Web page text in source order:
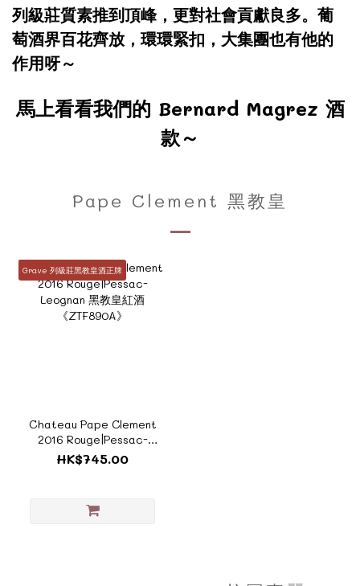
列級莊質素推到頂峰，更對社會貢獻良多。葡
萄酒界百花齊放，環環緊扣，大集團也有他的
作用呀～
馬上看看我們的 Bernard Magrez 酒
款～
Pape Clement 黑教皇
Grave 列級莊黑教皇酒正牌
Chateau Pape Clement
2016 Rouge|Pessac-
Leognan 黑教皇紅酒
《ZTF890A》
HK$745.00